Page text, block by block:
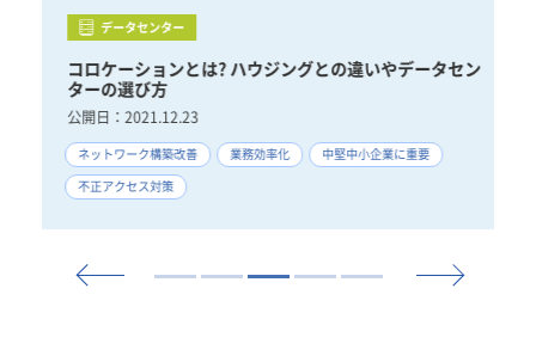
データセンター
コロケーションとは? ハウジングとの違いやデータセン
ターの選び方
公開日：2021.12.23
ネットワーク構築改善 業務効率化
中堅中小企業に重要
不正アクセス対策